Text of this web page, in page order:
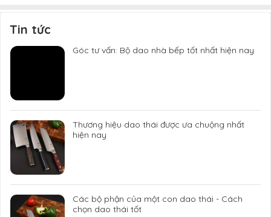
Tin tức
Góc tư vấn: Bộ dao nhà bếp tốt nhất hiện nay
Thương hiệu dao thái được ưa chuộng nhất
hiện nay
Các bộ phận của một con dao thái - Cách
chọn dao thái tốt